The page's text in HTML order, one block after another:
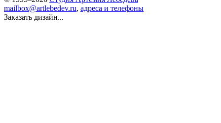
mailbox@artlebedev.ru, адреса и телефоны
Заказать дизайн...